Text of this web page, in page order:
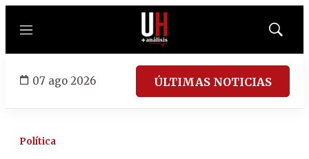
Menú
Mostrar
07 ago 2026 ÚLTIMAS NOTICIAS
Política